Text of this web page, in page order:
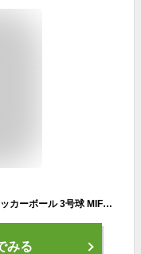
【Amazon.co.jp 限定】 ミカサ(MIKASA) サッカーボール 3号球 MIFoA(ミフォア) 小学校低学年・子供用 イエロー F3AZ D-LY 推奨内圧0.490(kgf/㎠)
みる